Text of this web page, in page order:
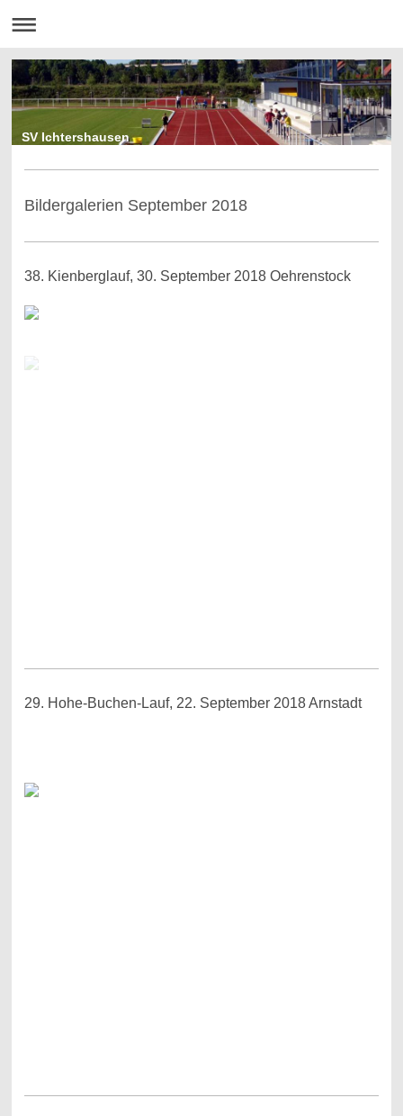
SV Ichtershausen
Bildergalerien September 2018
38. Kienberglauf, 30. September 2018 Oehrenstock
29. Hohe-Buchen-Lauf, 22. September 2018 Arnstadt